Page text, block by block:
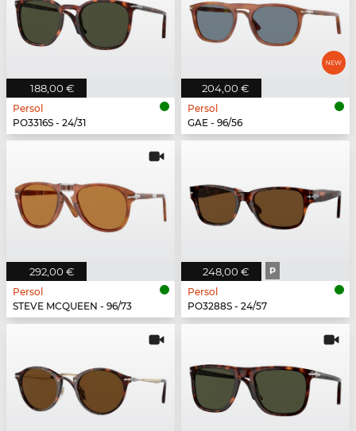
188,00 €
Persol
PO3316S - 24/31
204,00 €
Persol
GAE - 96/56
292,00 €
Persol
STEVE MCQUEEN - 96/73
248,00 € P
Persol
PO3288S - 24/57